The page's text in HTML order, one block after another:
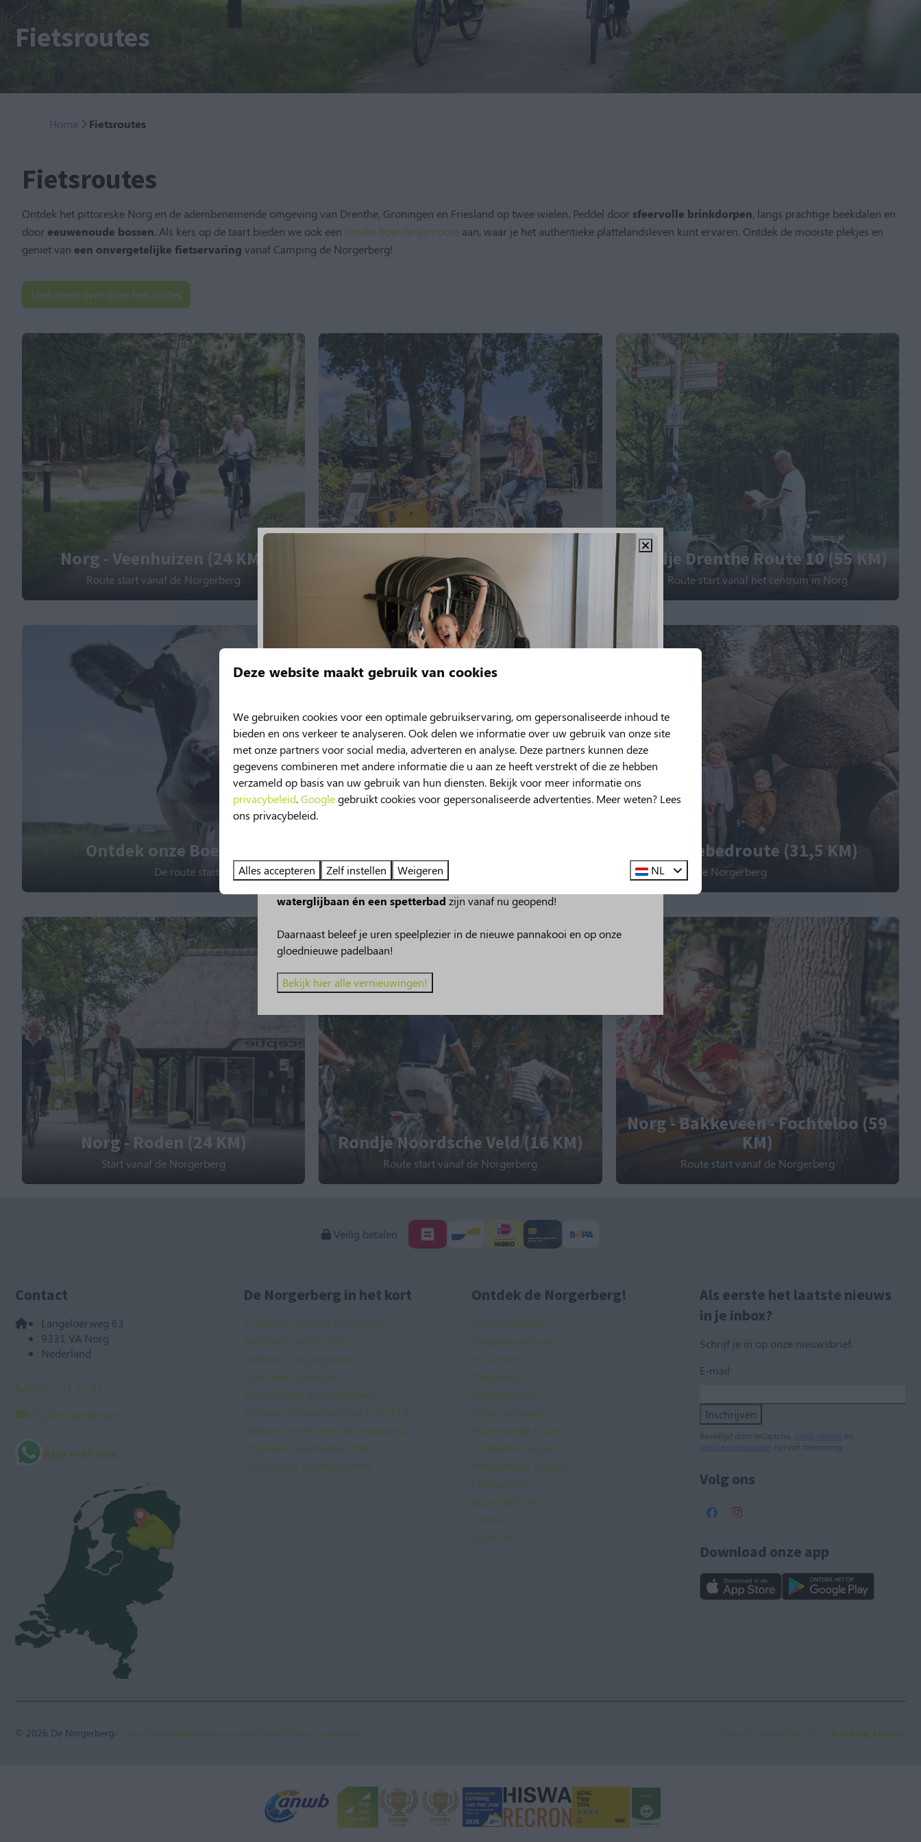
Fietsroutes
Home Fietsroutes
Fietsroutes
Ontdek het pittoreske Norg en de adembenemende omgeving van Drenthe, Groningen en Friesland op twee wielen. Peddel door sfeervolle brinkdorpen, langs prachtige beekdalen en
door eeuwenoude bossen. Als kers op de taart bieden we ook een unieke boerderijenroute aan, waar je het authentieke plattelandsleven kunt ervaren. Ontdek de mooiste plekjes en
geniet van een onvergetelijke fietservaring vanaf Camping de Norgerberg!
Lees meer over onze fietsroutes
Norg - Veenhuizen (24 KM)
Route start vanaf de Norgerberg
Rondje Kop van Drenthe (39 KM)
Route start vanaf de Norgerberg
Randje Drenthe Route 10 (55 KM)
Route start vanaf het centrum in Norg
Ontdek onze Boerderijenroute (42 KM)
De route start vanaf de Norgerberg
Nieuw: Beleef onze Hunebedroute (31,5 KM)
De route start vanaf de Norgerberg
Norg - Roden (24 KM)
Start vanaf de Norgerberg
Rondje Noordsche Veld (16 KM)
Route start vanaf de Norgerberg
Norg - Bakkeveen - Fochteloo (59
KM)
Route start vanaf de Norgerberg
Veilig betalen
Contact
Langeloërweg 63
9331 VA Norg
Nederland
0592 - 61 22 81
info@norgerberg.nl
App met ons
De Norgerberg in het kort
5-sterren camping in Drenthe
Bijzonder overnachten
Wellness mogelijkheden
Goed weer garantie
Bospaviljoen de Norgerberg
Verwarmd zwembad met schuifdak
Gelegen in een bosrijke omgeving
Populaire vakantieperiodes
Last minute vakantie vieren
Ontdek de Norgerberg!
Accommodaties
Kampeerplaatsen
Faciliteiten
Omgeving
Beoordelingen
Reiservaringen
Inspirerende blogs
Cadeaubon kopen
Veelgestelde vragen
Plattegrond
Beoordelingen
Contact
Vacatures
Als eerste het laatste nieuws
in je inbox?
Schrijf je in op onze nieuwsbrief.
E-mail
Inschrijven
Beveiligd door reCaptcha, privacybeleid en
servicevoorwaarden zijn van toepassing.
Volg ons
Download onze app
© 2026 De Norgerberg·Privacybeleid·Algemene voorwaarden·Affiliate programma Reserveringssysteem door Booking Experts
Vanaf deze zomer beleef je nog meer vakantieplezier op de Norgerberg!
Geniet van spetterplezier in het zwembad, onze nieuwe
waterglijbaan én een spetterbad zijn vanaf nu geopend!
Daarnaast beleef je uren speelplezier in de nieuwe pannakooi en op onze
gloednieuwe padelbaan!
Bekijk hier alle vernieuwingen!
Deze website maakt gebruik van cookies
We gebruiken cookies voor een optimale gebruikservaring, om gepersonaliseerde inhoud te
bieden en ons verkeer te analyseren. Ook delen we informatie over uw gebruik van onze site
met onze partners voor social media, adverteren en analyse. Deze partners kunnen deze
gegevens combineren met andere informatie die u aan ze heeft verstrekt of die ze hebben
verzameld op basis van uw gebruik van hun diensten. Bekijk voor meer informatie ons
privacybeleid.Googlegebruikt cookies voor gepersonaliseerde advertenties. Meer weten? Lees
ons privacybeleid.
Alles accepteren Zelf instellen Weigeren NL